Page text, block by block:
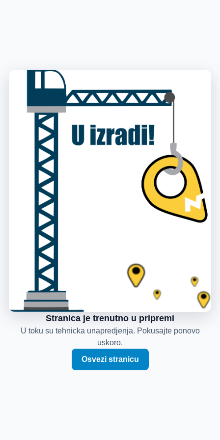
Stranica je trenutno u pripremi
U toku su tehnicka unapredjenja. Pokusajte ponovo
uskoro.
Osvezi stranicu